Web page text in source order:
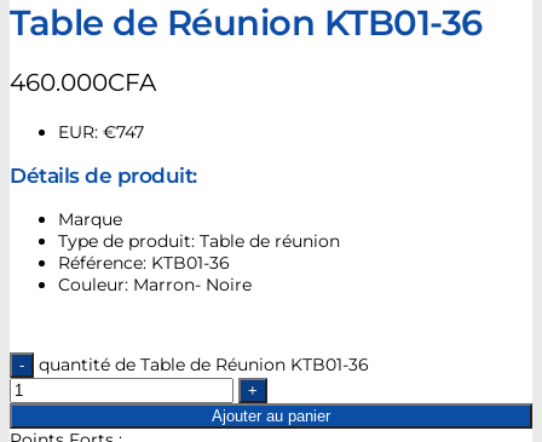
Table de Réunion KTB01-36
460.000CFA
EUR: €747
Détails de produit:
Marque
Type de produit: Table de réunion
Référence: KTB01-36
Couleur: Marron- Noire
quantité de Table de Réunion KTB01-36
Ajouter au panier